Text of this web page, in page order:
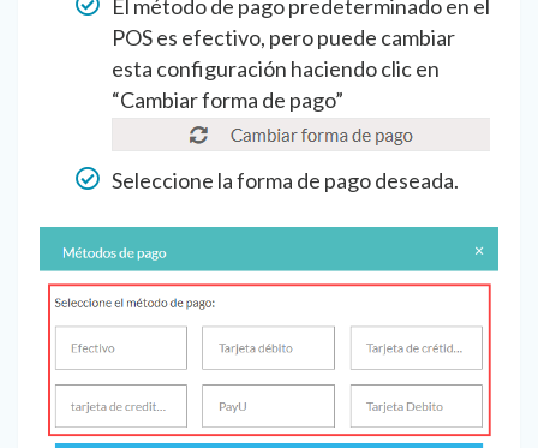
El método de pago predeterminado en el
POS es efectivo, pero puede cambiar
esta configuración haciendo clic en
“Cambiar forma de pago”
Seleccione la forma de pago deseada.